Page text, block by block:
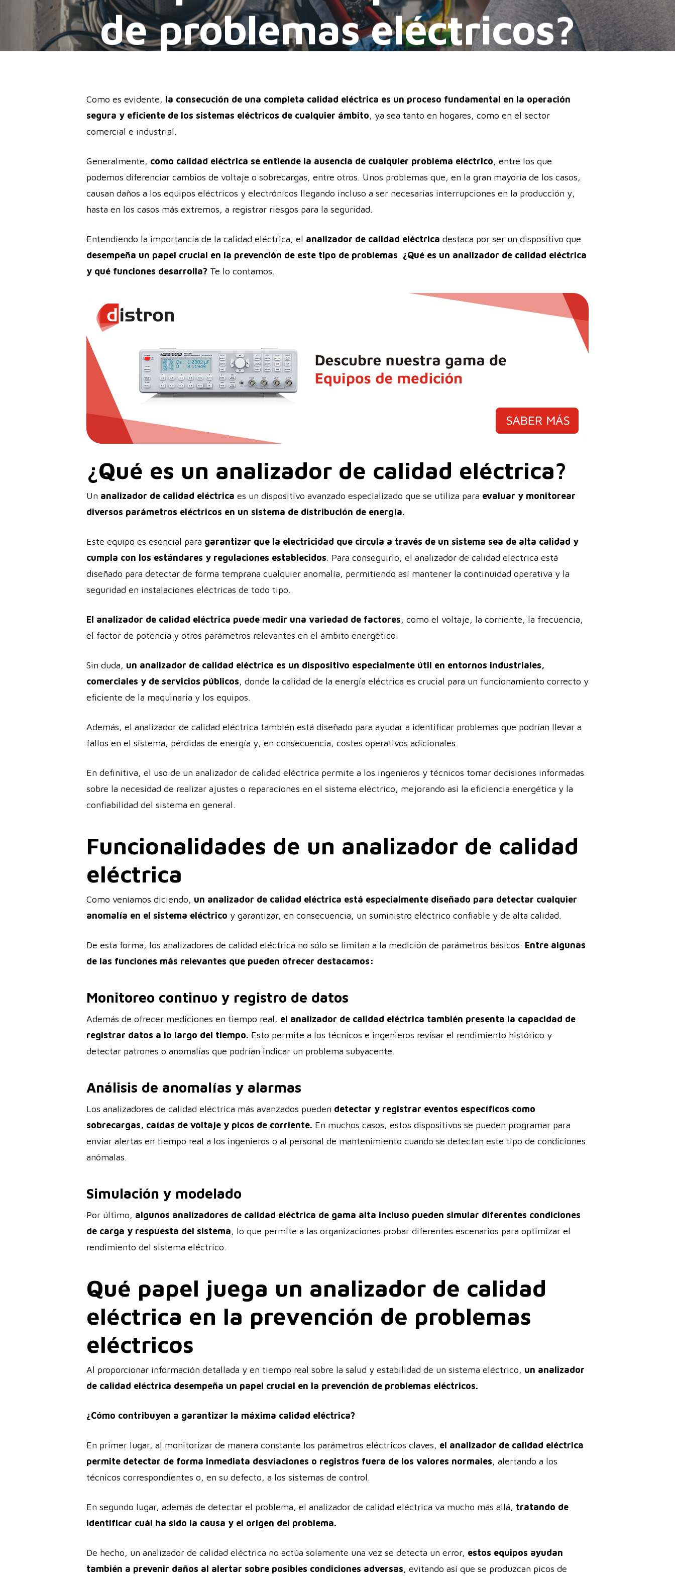
de problemas eléctricos?
Como es evidente, la consecución de una completa calidad eléctrica es un proceso fundamental en la operación
segura y eficiente de los sistemas eléctricos de cualquier ámbito, ya sea tanto en hogares, como en el sector
comercial e industrial.
Generalmente, como calidad eléctrica se entiende la ausencia de cualquier problema eléctrico, entre los que
podemos diferenciar cambios de voltaje o sobrecargas, entre otros. Unos problemas que, en la gran mayoría de los casos,
causan daños a los equipos eléctricos y electrónicos llegando incluso a ser necesarias interrupciones en la producción y,
hasta en los casos más extremos, a registrar riesgos para la seguridad.
Entendiendo la importancia de la calidad eléctrica, el analizador de calidad eléctrica destaca por ser un dispositivo que
desempeña un papel crucial en la prevención de este tipo de problemas. ¿Qué es un analizador de calidad eléctrica
y qué funciones desarrolla? Te lo contamos.
¿Qué es un analizador de calidad eléctrica?
Un analizador de calidad eléctrica es un dispositivo avanzado especializado que se utiliza para evaluar y monitorear
diversos parámetros eléctricos en un sistema de distribución de energía.
Este equipo es esencial para garantizar que la electricidad que circula a través de un sistema sea de alta calidad y
cumpla con los estándares y regulaciones establecidos. Para conseguirlo, el analizador de calidad eléctrica está
diseñado para detectar de forma temprana cualquier anomalía, permitiendo así mantener la continuidad operativa y la
seguridad en instalaciones eléctricas de todo tipo.
El analizador de calidad eléctrica puede medir una variedad de factores, como el voltaje, la corriente, la frecuencia,
el factor de potencia y otros parámetros relevantes en el ámbito energético.
Sin duda, un analizador de calidad eléctrica es un dispositivo especialmente útil en entornos industriales,
comerciales y de servicios públicos, donde la calidad de la energía eléctrica es crucial para un funcionamiento correcto y
eficiente de la maquinaria y los equipos.
Además, el analizador de calidad eléctrica también está diseñado para ayudar a identificar problemas que podrían llevar a
fallos en el sistema, pérdidas de energía y, en consecuencia, costes operativos adicionales.
En definitiva, el uso de un analizador de calidad eléctrica permite a los ingenieros y técnicos tomar decisiones informadas
sobre la necesidad de realizar ajustes o reparaciones en el sistema eléctrico, mejorando así la eficiencia energética y la
confiabilidad del sistema en general.
Funcionalidades de un analizador de calidad
eléctrica
Como veníamos diciendo, un analizador de calidad eléctrica está especialmente diseñado para detectar cualquier
anomalía en el sistema eléctrico y garantizar, en consecuencia, un suministro eléctrico confiable y de alta calidad.
De esta forma, los analizadores de calidad eléctrica no sólo se limitan a la medición de parámetros básicos. Entre algunas
de las funciones más relevantes que pueden ofrecer destacamos:
Monitoreo continuo y registro de datos
Además de ofrecer mediciones en tiempo real, el analizador de calidad eléctrica también presenta la capacidad de
registrar datos a lo largo del tiempo. Esto permite a los técnicos e ingenieros revisar el rendimiento histórico y
detectar patrones o anomalías que podrían indicar un problema subyacente.
Análisis de anomalías y alarmas
Los analizadores de calidad eléctrica más avanzados pueden detectar y registrar eventos específicos como
sobrecargas, caídas de voltaje y picos de corriente. En muchos casos, estos dispositivos se pueden programar para
enviar alertas en tiempo real a los ingenieros o al personal de mantenimiento cuando se detectan este tipo de condiciones
anómalas.
Simulación y modelado
Por último, algunos analizadores de calidad eléctrica de gama alta incluso pueden simular diferentes condiciones
de carga y respuesta del sistema, lo que permite a las organizaciones probar diferentes escenarios para optimizar el
rendimiento del sistema eléctrico.
Qué papel juega un analizador de calidad
eléctrica en la prevención de problemas
eléctricos
Al proporcionar información detallada y en tiempo real sobre la salud y estabilidad de un sistema eléctrico, un analizador
de calidad eléctrica desempeña un papel crucial en la prevención de problemas eléctricos.
¿Cómo contribuyen a garantizar la máxima calidad eléctrica?
En primer lugar, al monitorizar de manera constante los parámetros eléctricos claves, el analizador de calidad eléctrica
permite detectar de forma inmediata desviaciones o registros fuera de los valores normales, alertando a los
técnicos correspondientes o, en su defecto, a los sistemas de control.
En segundo lugar, además de detectar el problema, el analizador de calidad eléctrica va mucho más allá, tratando de
identificar cuál ha sido la causa y el origen del problema.
De hecho, un analizador de calidad eléctrica no actúa solamente una vez se detecta un error, estos equipos ayudan
también a prevenir daños al alertar sobre posibles condiciones adversas, evitando así que se produzcan picos de